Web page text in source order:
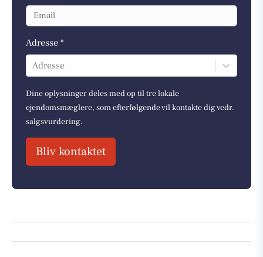
Adresse *
Adresse
Dine oplysninger deles med op til tre lokale
ejendomsmæglere, som efterfølgende vil kontakte dig vedr.
salgsvurdering.
Bliv kontaktet